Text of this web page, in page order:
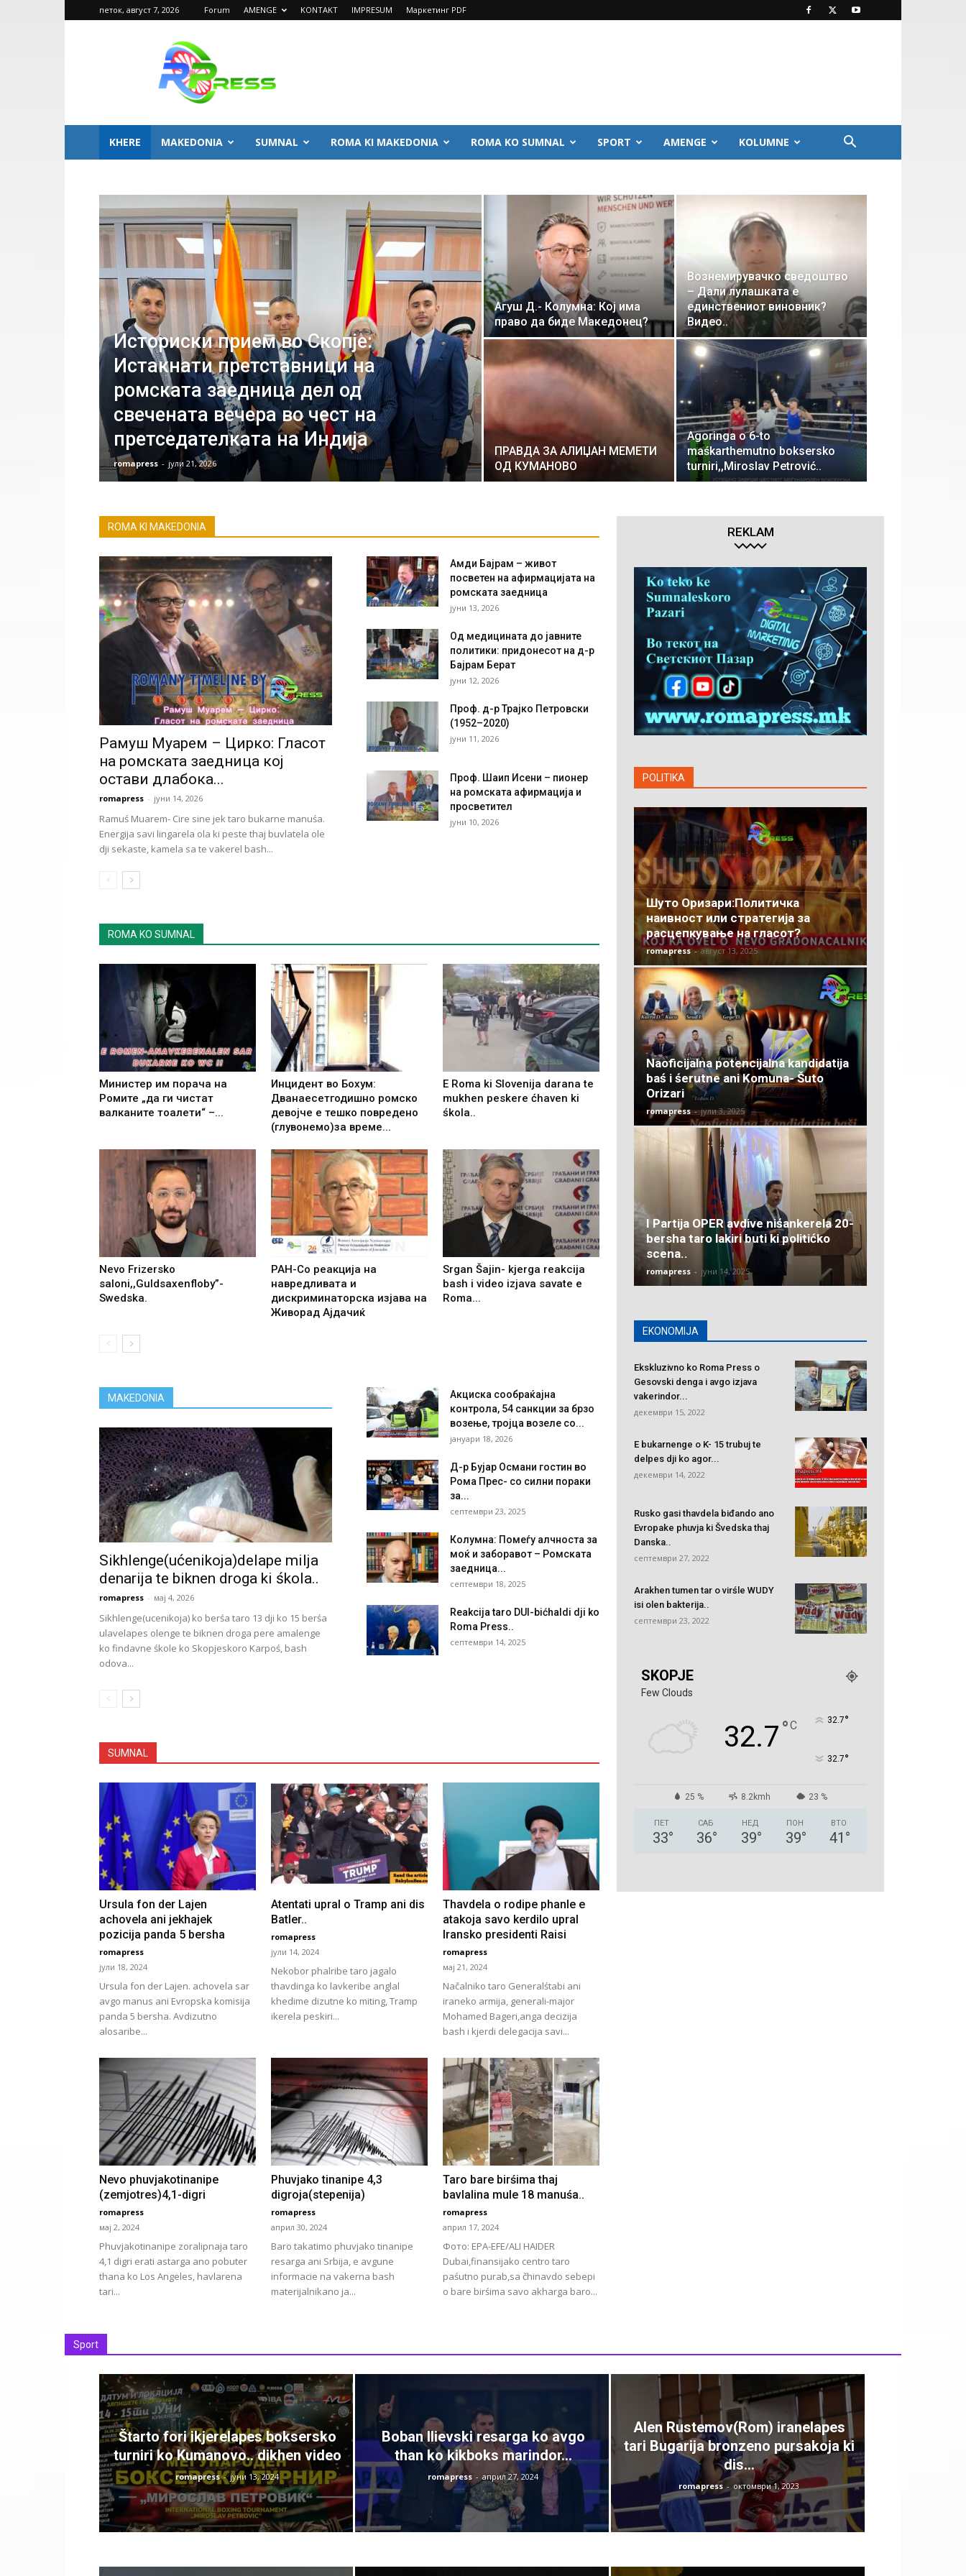
петок, август 7, 2026 Forum AMENGE KONTAKT IMPRESUM Маркетинг PDF
PRESS
KHERE MAKEDONIA SUMNAL ROMA KI MAKEDONIA ROMA KO SUMNAL SPORT AMENGE KOLUMNE
Историски прием во Скопје:
Истакнати претставници на
ромската заедница дел од
свечената вечера во чест на
претседателката на Индија
romapress - јули 21, 2026
Агуш Д.- Колумна: Кој има
право да биде Македонец?
Вознемирувачко сведоштво
– Дали лулашката е
единствениот виновник?
Видео..
ПРАВДА ЗА АЛИЏАН МЕМЕТИ
ОД КУМАНОВО
Agoringa o 6-to
maśkarthemutno boksersko
turniri,,Miroslav Petrović..
ROMA KI MAKEDONIA
Рамуш Муарем – Цирко: Гласот
на ромската заедница кој
остави длабока...
romapress - јуни 14, 2026
Ramuś Muarem- Cire sine jek taro bukarne manuśa.
Energija savi lingarela ola ki peste thaj buvlatela ole
dji sekaste, kamela sa te vakerel bash...
Амди Бајрам – живот
посветен на афирмацијата на
ромската заедница
јуни 13, 2026
Од медицината до јавните
политики: придонесот на д-р
Бајрам Берат
јуни 12, 2026
Проф. д-р Трајко Петровски
(1952–2020)
јуни 11, 2026
Проф. Шаип Исени – пионер
на ромската афирмација и
просветител
јуни 10, 2026
ROMA KO SUMNAL
Министер им порача на
Ромите „да ги чистат
валканите тоалети“ –...
Инцидент во Бохум:
Дванаесетгодишно ромско
девојче е тешко повредено
(глувонемо)за време...
E Roma ki Slovenija darana te
mukhen peskere ćhaven ki
śkola..
Nevo Frizersko
saloni,,Guldsaxenfloby”-
Swedska.
РАН-Со реакција на
навредливата и
дискриминаторска изјава на
Живорад Ајдачиќ
Srgan Šajin- kjerga reakcija
bash i video izjava savate e
Roma...
MAKEDONIA
Sikhlenge(ućenikoja)delape milja
denarija te biknen droga ki śkola..
romapress - мај 4, 2026
Sikhlenge(ucenikoja) ko berśa taro 13 dji ko 15 berśa
ulavelapes olenge te biknen droga pere amalenge
ko findavne śkole ko Skopjeskoro Karpoś, bash
odova...
Акциска сообраќајна
контрола, 54 санкции за брзо
возење, тројца возеле со...
јануари 18, 2026
Д-р Бујар Османи гостин во
Рома Прес- со силни пораки
за...
септември 23, 2025
Колумна: Помеѓу алчноста за
моќ и заборавот – Ромската
заедница...
септември 18, 2025
Reakcija taro DUI-bićhaldi dji ko
Roma Press..
септември 14, 2025
SUMNAL
Ursula fon der Lajen
achovela ani jekhajek
pozicija panda 5 bersha
romapress
јули 18, 2024
Ursula fon der Lajen. achovela sar
avgo manus ani Evropska komisija
panda 5 bersha. Avdizutno
alosaribe...
Atentati upral o Tramp ani dis
Batler..
romapress
јули 14, 2024
Nekobor phalribe taro jagalo
thavdinga ko lavkeribe anglal
khedime dizutne ko miting, Tramp
ikerela peskiri...
Thavdela o rodipe phanle e
atakoja savo kerdilo upral
Iransko presidenti Raisi
romapress
мај 21, 2024
Načalniko taro Generalśtabi ani
iraneko armija, generali-major
Mohamed Bageri,anga decizija
bash i kjerdi delegacija savi...
Nevo phuvjakotinanipe
(zemjotres)4,1-digri
romapress
мај 2, 2024
Phuvjakotinanipe zoralipnaja taro
4,1 digri erati astarga ano pobuter
thana ko Los Angeles, havlarena
tari...
Phuvjako tinanipe 4,3
digroja(stepenija)
romapress
април 30, 2024
Baro takatimo phuvjako tinanipe
resarga ani Srbija, e avgune
informacie na vakerna bash
materijalnikano ja...
Taro bare birśima thaj
bavlalina mule 18 manuśa..
romapress
април 17, 2024
Фото: EPA-EFE/ALI HAIDER
Dubai,finansijako centro taro
paśutno purab,sa čhinavdo sebepi
o bare birśima savo akharga baro...
REKLAM
POLITIKA
Шуто Оризари:Политичка
наивност или стратегија за
расцепкување на гласот?
romapress - август 13, 2025
Naoficijalna potencijalna kandidatija
baś i śerutne ani Komuna- Šuto
Orizari
romapress - јули 3, 2025
I Partija OPER avdive niśankerela 20-
bersha taro lakiri buti ki politićko
scena..
romapress - јуни 14, 2025
EKONOMIJA
Ekskluzivno ko Roma Press o
Gesovski denga i avgo izjava
vakerindor...
декември 15, 2022
E bukarnenge o K- 15 trubuj te
delpes dji ko agor...
декември 14, 2022
Rusko gasi thavdela biđando ano
Evropake phuvja ki Švedska thaj
Danska..
септември 27, 2022
Arakhen tumen tar o virśle WUDY
isi olen bakterija..
септември 23, 2022
SKOPJE
Few Clouds
32.7°C 32.7°
32.7°
25 % 8.2kmh 23 %
ПЕТ
33°
САБ
36°
НЕД
39°
ПОН
39°
ВТО
41 °
Sport
Štarto fori ikjerelapes boksersko
turniri ko Kumanovo.. dikhen video
romapress - јуни 13, 2024
Boban Ilievski resarga ko avgo
than ko kikboks marindor...
romapress - април 27, 2024
Alen Rustemov(Rom) iranelapes
tari Bugarija bronzeno pursakoja ki
dis...
romapress - октомври 1, 2023